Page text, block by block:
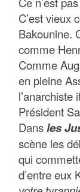
C’est vieux
Bakounine.
comme
Comme
en pleine
l’anarchiste
Président
Dansles
scène les
qui
d’entre eux